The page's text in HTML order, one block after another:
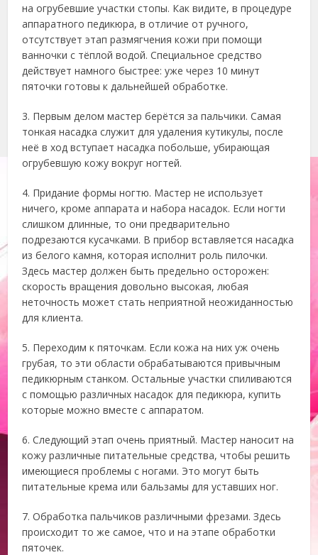
на огрубевшие участки стопы. Как видите, в процедуре
аппаратного педикюра, в отличие от ручного,
отсутствует этап размягчения кожи при помощи
ванночки с тёплой водой. Специальное средство
действует намного быстрее: уже через 10 минут
пяточки готовы к дальнейшей обработке.
3. Первым делом мастер берётся за пальчики. Самая
тонкая насадка служит для удаления кутикулы, после
неё в ход вступает насадка побольше, убирающая
огрубевшую кожу вокруг ногтей.
4. Придание формы ногтю. Мастер не использует
ничего, кроме аппарата и набора насадок. Если ногти
слишком длинные, то они предварительно
подрезаются кусачками. В прибор вставляется насадка
из белого камня, которая исполнит роль пилочки.
Здесь мастер должен быть предельно осторожен:
скорость вращения довольно высокая, любая
неточность может стать неприятной неожиданностью
для клиента.
5. Переходим к пяточкам. Если кожа на них уж очень
грубая, то эти области обрабатываются привычным
педикюрным станком. Остальные участки спиливаются
с помощью различных насадок для педикюра, купить
которые можно вместе с аппаратом.
6. Следующий этап очень приятный. Мастер наносит на
кожу различные питательные средства, чтобы решить
имеющиеся проблемы с ногами. Это могут быть
питательные крема или бальзамы для уставших ног.
7. Обработка пальчиков различными фрезами. Здесь
происходит то же самое, что и на этапе обработки
пяточек.